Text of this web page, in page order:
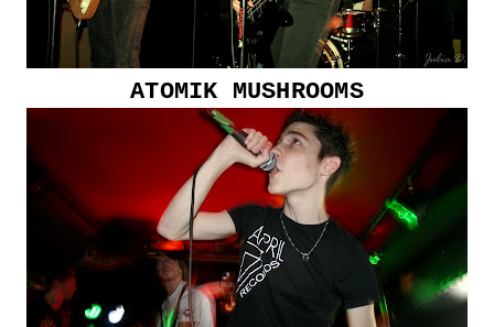
ATOMIK MUSHROOMS